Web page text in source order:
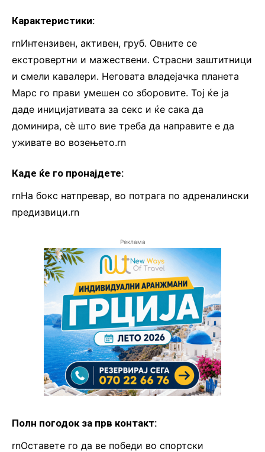
Карактеристики:
rnИнтензивен, активен, груб. Овните се
екстровертни и мажествени. Страсни заштитници
и смели кавалери. Неговата владејачка планета
Марс го прави умешен со зборовите. Тој ќе ја
даде иницијативата за секс и ќе сака да
доминира, сè што вие треба да направите е да
уживате во возењето.rn
Каде ќе го пронајдете:
rnНа бокс натпревар, во потрага по адреналински
предизвици.rn
Реклама
Полн погодок за прв контакт:
rnОставете го да ве победи во спортски